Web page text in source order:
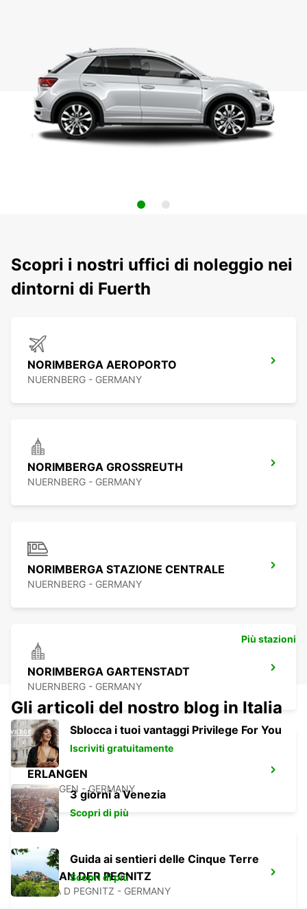
Scopri i nostri uffici di noleggio nei
dintorni di Fuerth
NORIMBERGA AEROPORTO
NUERNBERG - GERMANY
NORIMBERGA GROSSREUTH
NUERNBERG - GERMANY
NORIMBERGA STAZIONE CENTRALE
NUERNBERG - GERMANY
NORIMBERGA GARTENSTADT
NUERNBERG - GERMANY
ERLANGEN
ERLANGEN - GERMANY
LAUF AN DER PEGNITZ
LAUF A D PEGNITZ - GERMANY
Più stazioni
Gli articoli del nostro blog in Italia
Sblocca i tuoi vantaggi Privilege For You
Iscriviti gratuitamente
3 giorni a Venezia
Scopri di più
Guida ai sentieri delle Cinque Terre
Scopri di più